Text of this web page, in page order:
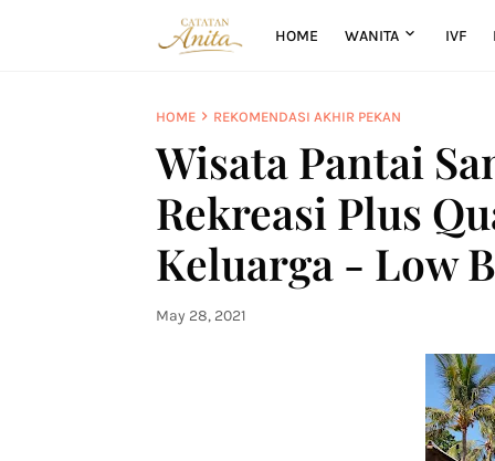
HOME WANITA IVF
HOME REKOMENDASI AKHIR PEKAN
Wisata Pantai
Rekreasi Plus
Keluarga - Low
May 28, 2021